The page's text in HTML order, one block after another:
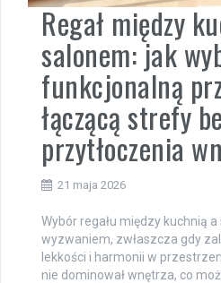
Regał między
salonem: jak
funkcjonalną
łączącą strefy
przytłoczenia
21 maja 2026
Wybór regału między kuchnią
wyzwaniem, zwłaszcza gdy
lekkości i harmonii w
nie dominował wnętrza, co